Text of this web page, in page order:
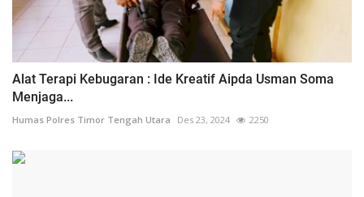
Alat Terapi Kebugaran : Ide Kreatif Aipda Usman Soma
Menjaga...
Humas Polres Timor Tengah Utara Des 23, 2024 2250